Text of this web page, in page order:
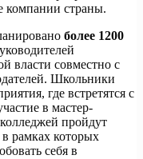
компании страны.
более 1200
власти совместно с
Школьники
где встретятся с
в мастер-
пройдут
в рамках которых
себя в